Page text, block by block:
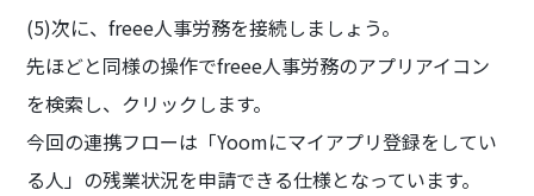
(5)次に、freee人事労務を接続しましょう。
先ほどと同様の操作でfreee人事労務のアプリアイコン
を検索し、クリックします。
今回の連携フローは「Yoomにマイアプリ登録をしてい
る人」の残業状況を申請できる仕様となっています。